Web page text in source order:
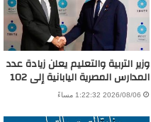
وزير التربية والتعليم يعلن زيادة عدد
المدارس المصرية اليابانية إلى 102
2026/08/06 1:22:32 مساءً